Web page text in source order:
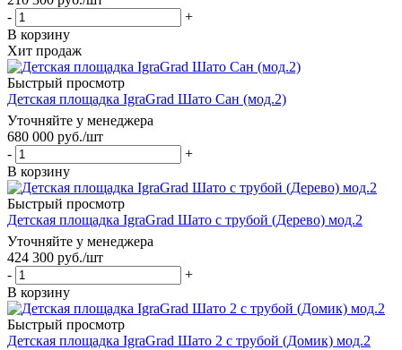
-
+
В корзину
Хит продаж
Быстрый просмотр
Детская площадка IgraGrad Шато Сан (мод.2)
Уточняйте у менеджера
680 000 руб./шт
-
+
В корзину
Быстрый просмотр
Детская площадка IgraGrad Шато с трубой (Дерево) мод.2
Уточняйте у менеджера
424 300 руб./шт
-
+
В корзину
Быстрый просмотр
Детская площадка IgraGrad Шато 2 с трубой (Домик) мод.2